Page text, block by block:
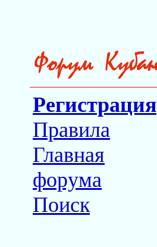
Регистрация
Правила
Главная
форума
Поиск